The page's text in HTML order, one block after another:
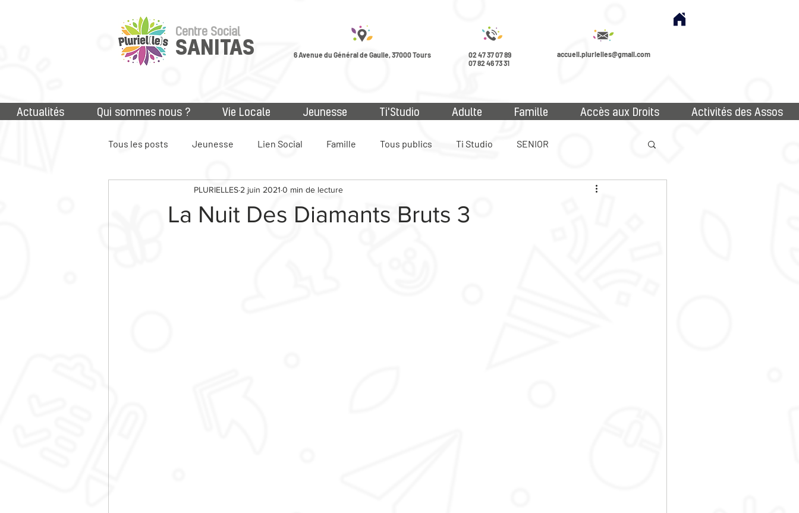
Centre Social
SANITAS 6 Avenue du Général de Gaulle, 37000 Tours
02 47 37 07 89
07 82 46 73 31
accueil.plurielles@gmail.com
Actualités Qui sommes nous ? Vie Locale Jeunesse Ti'Studio Adulte Famille Accès aux Droits Activités des Assos
Tous les posts Jeunesse Lien Social Famille Tous publics Ti Studio SENIOR
Accès aux droits Numérique
La Nuit Des Diamants Bruts 3
PLURIELLES 2 juin 2021 0 min de lecture